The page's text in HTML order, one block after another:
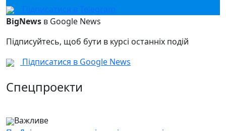
Підписатися в Telegram
BigNews в Google News
Підписуйтесь, щоб бути в курсі останніх подій
Підписатися в Google News
Спецпроекти
Важливе